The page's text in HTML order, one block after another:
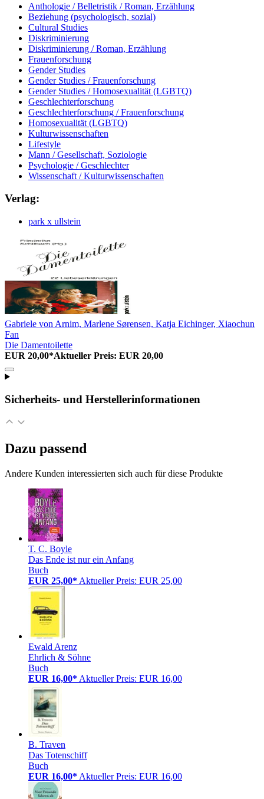
Anthologie / Belletristik / Roman, Erzählung
Beziehung (psychologisch, sozial)
Cultural Studies
Diskriminierung
Diskriminierung / Roman, Erzählung
Frauenforschung
Gender Studies
Gender Studies / Frauenforschung
Gender Studies / Homosexualität (LGBTQ)
Geschlechterforschung
Geschlechterforschung / Frauenforschung
Homosexualität (LGBTQ)
Kulturwissenschaften
Lifestyle
Mann / Gesellschaft, Soziologie
Psychologie / Geschlechter
Wissenschaft / Kulturwissenschaften
Verlag:
park x ullstein
Gabriele von Arnim, Marlene Sørensen, Katja Eichinger, Xiaochun
Fan
Die Damentoilette
EUR 20,00*Aktueller Preis: EUR 20,00
Sicherheits- und Herstellerinformationen
Dazu passend
Andere Kunden interessierten sich auch für diese Produkte
T. C. Boyle
Das Ende ist nur ein Anfang
Buch
EUR 25,00* Aktueller Preis: EUR 25,00
Ewald Arenz
Ehrlich & Söhne
Buch
EUR 16,00* Aktueller Preis: EUR 16,00
B. Traven
Das Totenschiff
Buch
EUR 16,00* Aktueller Preis: EUR 16,00